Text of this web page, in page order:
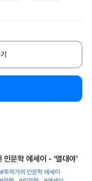
인문학 에세이 - ‘열대야’
#투작가의 인문학 에세이